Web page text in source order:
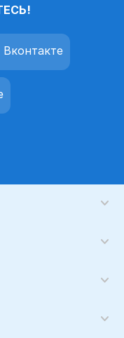
Вконтакте